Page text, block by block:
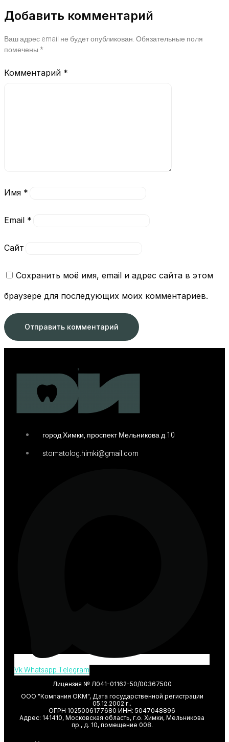
Добавить комментарий
Ваш адрес email не будет опубликован.Обязательные поля
помечены*
Комментарий *
Имя *
Email *
Сайт
Сохранить моё имя, email и адрес сайта в этом
браузере для последующих моих комментариев.
город Химки, проспект Мельникова д.10
stomatolog.himki@gmail.com
VkWhatsappTelegram
Лицензия № Л041-01162-50/00367500
ООО "Компания ОКМ", Дата государственной регистрации
05.12.2002 г..
ОГРН 1025006177680 ИНН: 5047048896
Адрес: 141410, Московская область, г.о. Химки, Мельникова
пр., д. 10, помещение 008.